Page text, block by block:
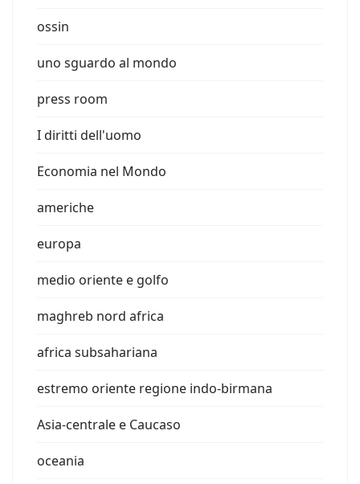
ossin
uno sguardo al mondo
press room
I diritti dell'uomo
Economia nel Mondo
americhe
europa
medio oriente e golfo
maghreb nord africa
africa subsahariana
estremo oriente regione indo-birmana
Asia-centrale e Caucaso
oceania